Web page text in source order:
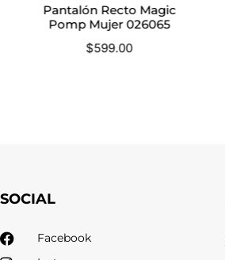
Pantalón Recto Magic
Pomp Mujer 026065
$599.00
SOCIAL
Facebook